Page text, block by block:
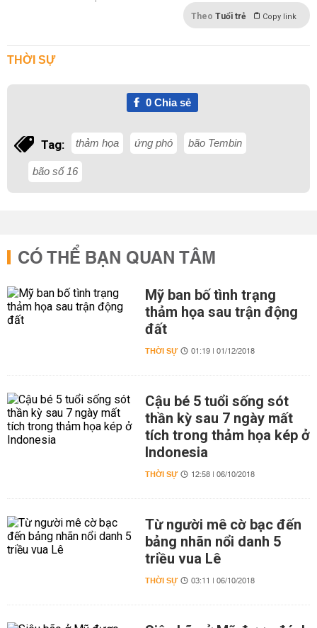
Theo Tuổi trẻ Copy link
THỜI SỰ
0Chia sẻ
Tag: thảm họa ứng phó bão Tembin
bão số 16
CÓ THỂ BẠN QUAN TÂM
Mỹ ban bố tình trạng
thảm họa sau trận động
đất
THỜI SỰ 01:19 | 01/12/2018
Cậu bé 5 tuổi sống sót
thần kỳ sau 7 ngày mất
tích trong thảm họa kép ở
Indonesia
THỜI SỰ 12:58 | 06/10/2018
Từ người mê cờ bạc đến
bảng nhãn nổi danh 5
triều vua Lê
THỜI SỰ 03:11 | 06/10/2018